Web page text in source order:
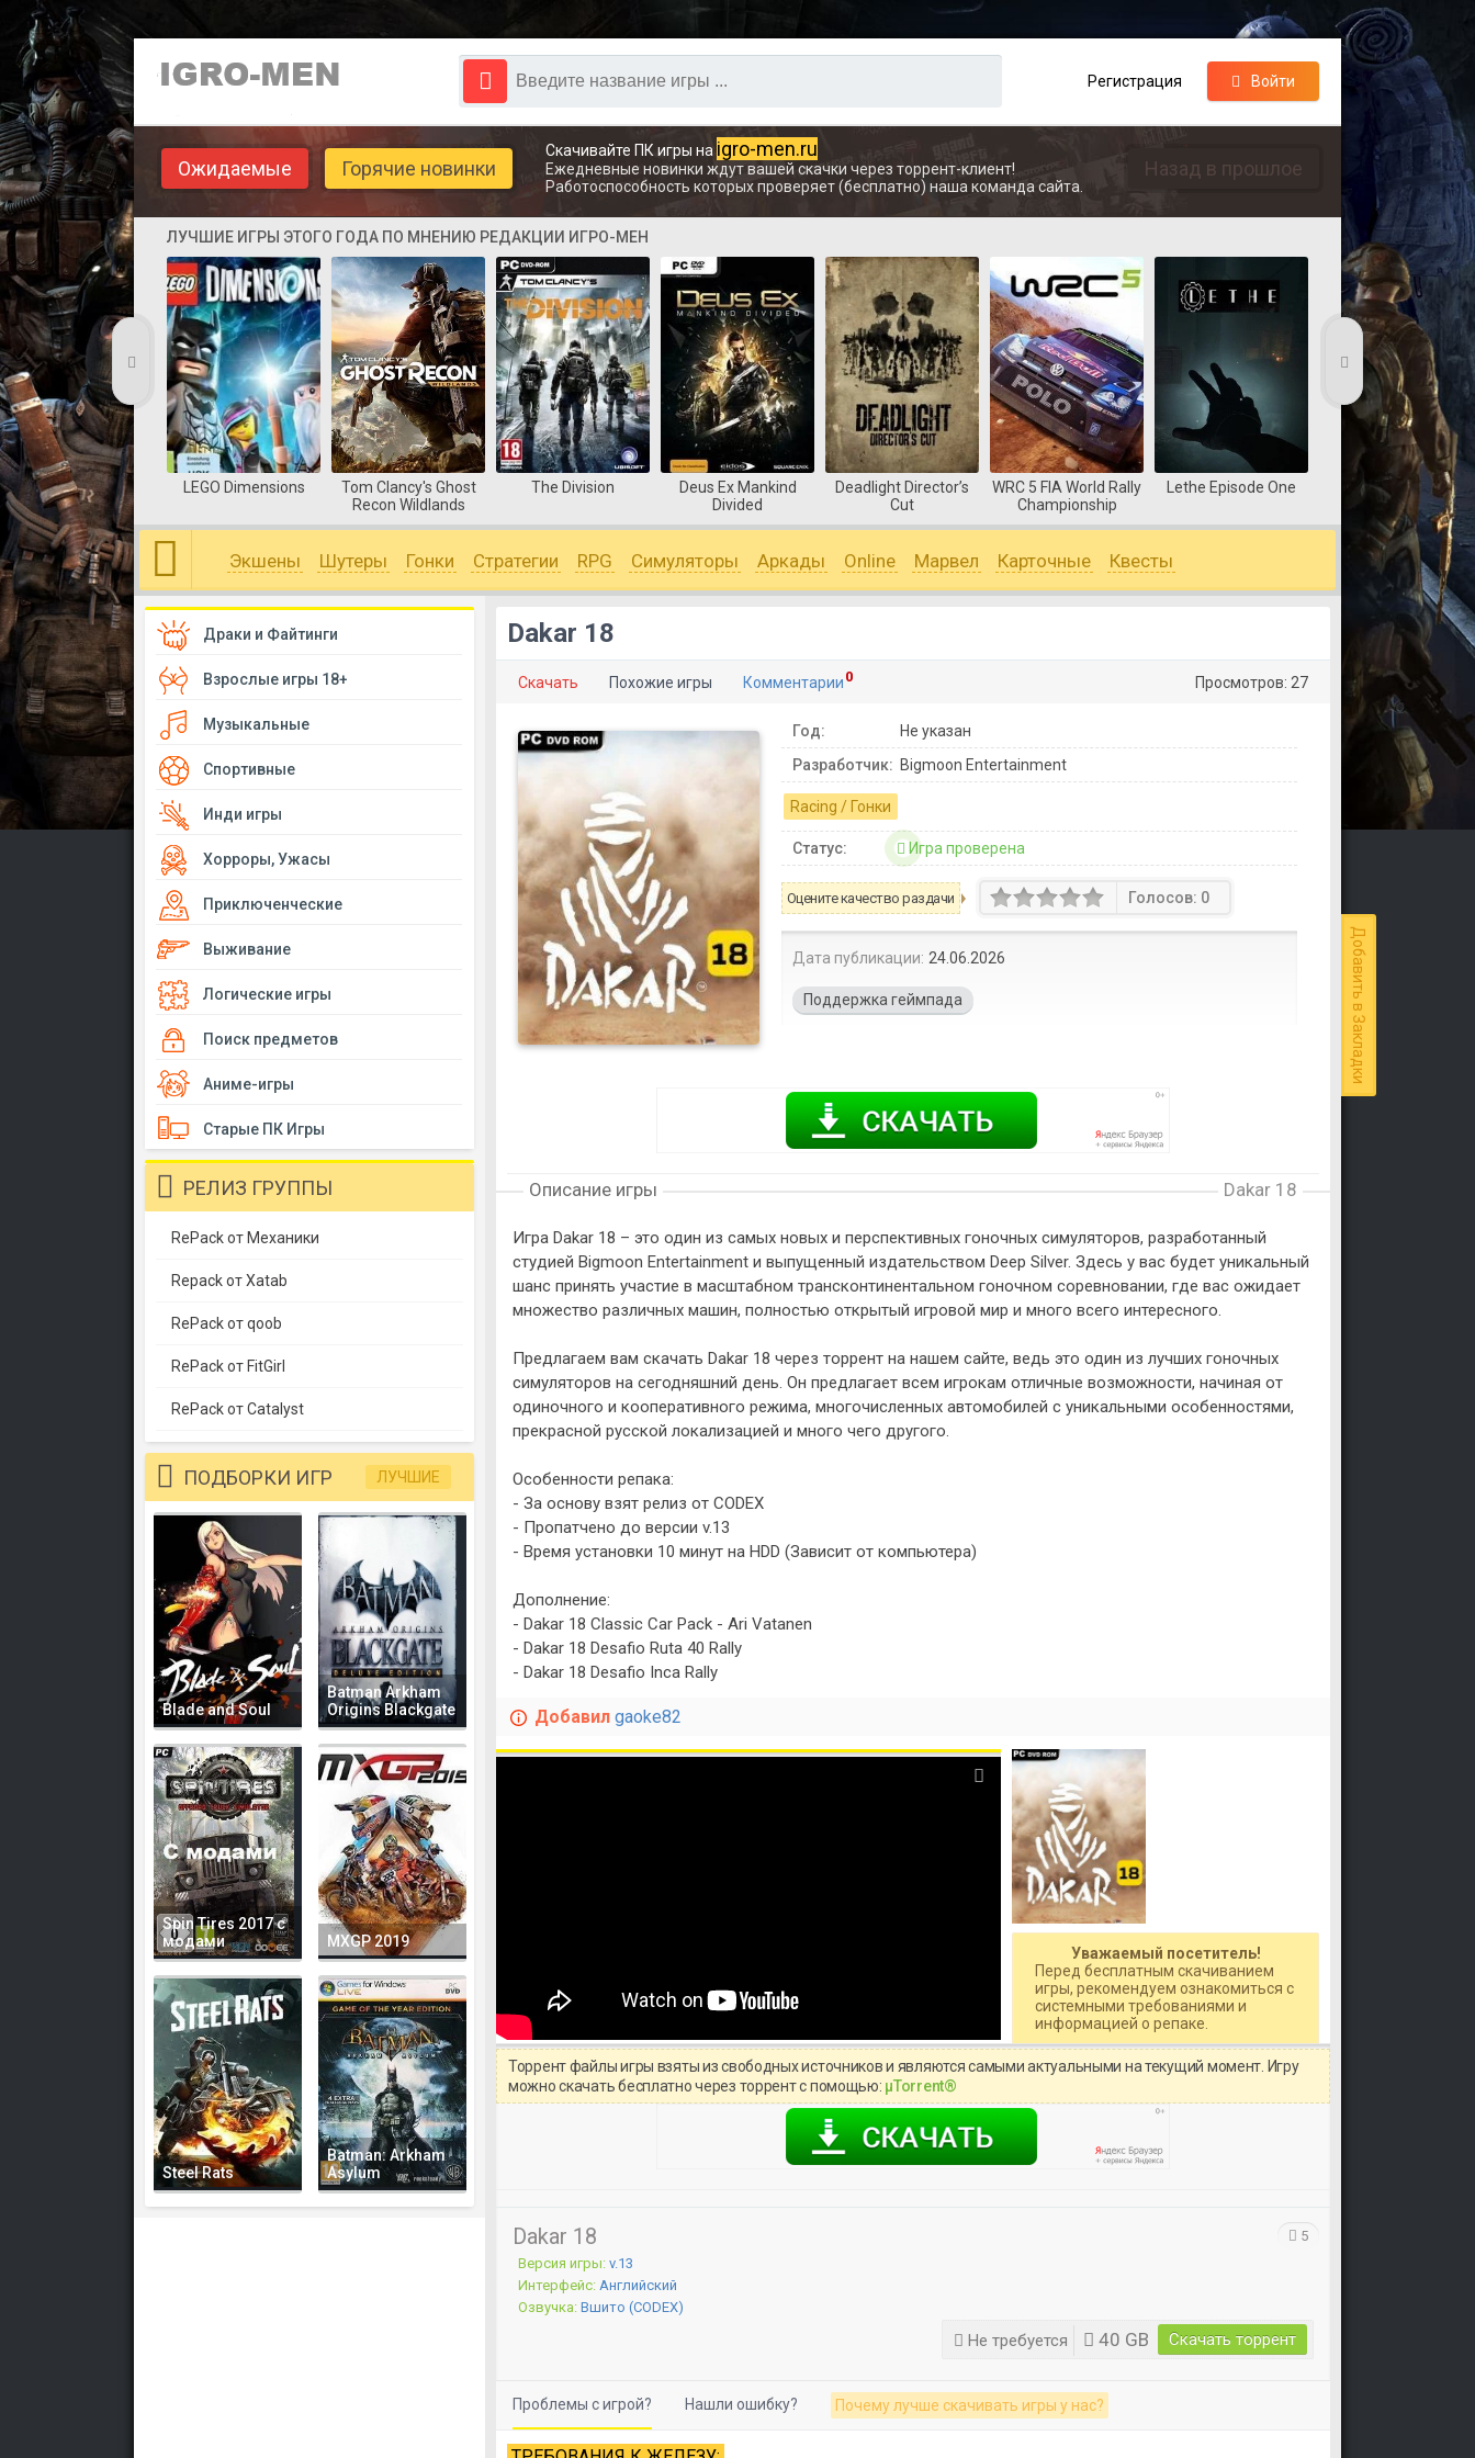
Регистрация Войти
Ожидаемые Горячие новинки Назад в прошлое
Скачивайте ПК игры на igro-men.ru
Ежедневные новинки ждут вашей скачки через торрент-клиент!
Работоспособность которых проверяет (бесплатно) наша команда сайта.
ЛУЧШИЕ ИГРЫ ЭТОГО ГОДА ПО МНЕНИЮ РЕДАКЦИИ ИГРО-МЕН
LEGO Dimensions
Tom Clancy's Ghost
Recon Wildlands
The Division
Deus Ex Mankind
Divided
Deadlight Director’s
Cut
WRC 5 FIA World Rally
Championship
Lethe Episode One
Dungelot Shattered
Lands
Экшены Шутеры Гонки Стратегии RPG Симуляторы Аркады Online Марвел Карточные Квесты
Добавить в Закладки
Dakar 18
Скачать Похожие игры Комментарии 0 Просмотров: 27
Год:
Не указан
Разработчик: Bigmoon Entertainment
Racing / Гонки
Статус: Игра проверена
Оцените качество раздачи Голосов: 0
Дата публикации: 24.06.2026
Поддержка геймпада
Описание игры Dakar 18
Игра Dakar 18 – это один из самых новых и перспективных гоночных симуляторов, разработанный
студией Bigmoon Entertainment и выпущенный издательством Deep Silver. Здесь у вас будет уникальный
шанс принять участие в масштабном трансконтинентальном гоночном соревновании, где вас ожидает
множество различных машин, полностью открытый игровой мир и много всего интересного.
Предлагаем вам скачать Dakar 18 через торрент на нашем сайте, ведь это один из лучших гоночных
симуляторов на сегодняшний день. Он предлагает всем игрокам отличные возможности, начиная от
одиночного и кооперативного режима, многочисленных автомобилей с уникальными особенностями,
прекрасной русской локализацией и много чего другого.
Особенности репака:
- За основу взят релиз от CODEX
- Пропатчено до версии v.13
- Время установки 10 минут на HDD (Зависит от компьютера)
Дополнение:
- Dakar 18 Classic Car Pack - Ari Vatanen
- Dakar 18 Desafio Ruta 40 Rally
- Dakar 18 Desafio Inca Rally
Добавил gaoke82
Уважаемый посетитель!
Перед бесплатным скачиванием
игры, рекомендуем ознакомиться с
системными требованиями и
информацией о репаке.
Торрент файлы игры взяты из свободных источников и являются самыми актуальными на текущий момент. Игру
можно скачать бесплатно через торрент с помощью: μTorrent®
Dakar 18
Версия игры: v.13
Интерфейс: Английский
Озвучка: Вшито (CODEX)
Не требуется 40 GB Скачать торрент
5
Проблемы с игрой? Нашли ошибку? Почему лучше скачивать игры у нас?
Драки и Файтинги
Взрослые игры 18+
Музыкальные
Спортивные
Инди игры
Хорроры, Ужасы
Приключенческие
Выживание
Логические игры
Поиск предметов
Аниме-игры
Старые ПК Игры
РЕЛИЗ ГРУППЫ
RePack от Механики
Repack от Xatab
RePack от qoob
RePack от FitGirl
RePack от Catalyst
ПОДБОРКИ ИГР ЛУЧШИЕ
Blade and Soul
Batman Arkham
Origins Blackgate
Spin Tires 2017 с
модами
MXGP 2019
Steel Rats
Batman: Arkham
Asylum